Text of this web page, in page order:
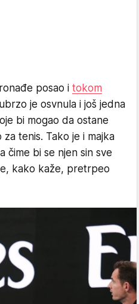
posao i tokom
je osvnula i još jedna
bi mogao da ostane
tenis. Tako je i majka
čime bi se njen sin sve
kako kaže, pretrpeo